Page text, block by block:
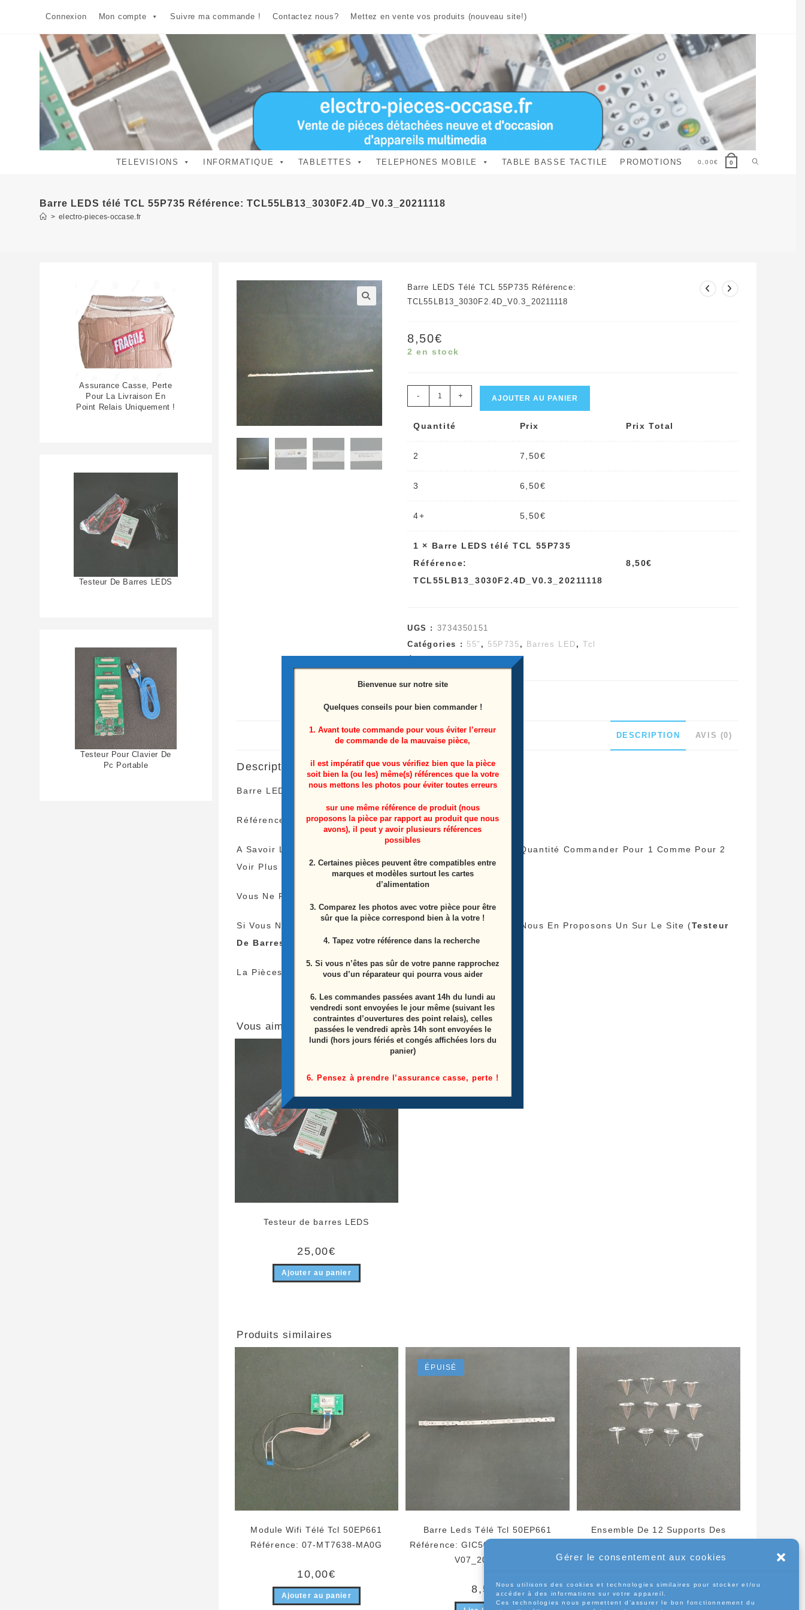
Gérer le consentement aux cookies
Nous utilisons des cookies et technologies similaires pour stocker et/ou
accéder à des informations sur votre appareil.
Ces technologies nous permettent d’assurer le bon fonctionnement du
Connexion Mon compte Suivre ma commande ! Contactez nous? Mettez en vente vos produits (nouveau site!)
TELEVISIONS INFORMATIQUE TABLETTES TELEPHONES MOBILE TABLE BASSE TACTILE PROMOTIONS 0,00€ 0 Toggle
Barre LEDS télé TCL 55P735 Référence: TCL55LB13_3030F2.4D_V0.3_20211118
> electro-pieces-occase.fr
Barre LEDS Télé TCL 55P735 Référence:
TCL55LB13_3030F2.4D_V0.3_20211118
8,50€
2 en stock
quantité
Barre
Référence:
- + AJOUTER AU PANIER
Quantité Prix Prix Total
2 7,50€
3 6,50€
4+ 5,50€
1 × Barre LEDS télé TCL 55P735
Référence:
TCL55LB13_3030F2.4D_V0.3_20211118
8,50€
UGS : 3734350151
Catégories : 55" , 55P735 , Barres LED , Tcl
DESCRIPTION AVIS (0)
Description
Barre LEDS télé TCL55P735
Référence: TCL55LB13_3030F2.4D_V0.3_20211118
A Savoir Le Tarif De Livraison Est Le Même Peu Importe La Quantité Commander Pour 1 Comme Pour 2
Voir Plus
Vous Ne Payer Qu’une Fois Les Frais De Livraison !
Si Vous N’avez Pas L’appareil Pour Tester Vos Barres LEDS Nous En Proposons Un Sur Le Site (Testeur
De Barres LEDS
La Pièces Proviens D’une Télé Écran Casser
Vous aimerez peut-être aussi…
Testeur de barres LEDS
25,00€
Ajouter au panier
Produits similaires
Module Wifi Télé Tcl 50EP661
Référence: 07-MT7638-MA0G
10,00€
Ajouter au panier
ÉPUISÉ
Barre Leds Télé Tcl 50EP661
Référence: GIC50LB24_3030F2.1D
V07_20180416
8,50€
Ensemble De 12 Supports Des
Ajouter au panier
Assurance Casse, Perte
Pour La Livraison En
Point Relais Uniquement !
Testeur De Barres LEDS
Testeur Pour Clavier De
Pc Portable
Bienvenue sur notre site
Quelques conseils pour bien commander !
1. Avant toute commande pour vous éviter l’erreur
de commande de la mauvaise pièce,
il est impératif que vous vérifiez bien que la pièce
soit bien la (ou les) même(s) références que la votre
nous mettons les photos pour éviter toutes erreurs
sur une même référence de produit (nous
proposons la pièce par rapport au produit que nous
avons), il peut y avoir plusieurs références
possibles
2. Certaines pièces peuvent être compatibles entre
marques et modèles surtout les cartes
d’alimentation
3. Comparez les photos avec votre pièce pour être
sûr que la pièce correspond bien à la votre !
4. Tapez votre référence dans la recherche
5. Si vous n’êtes pas sûr de votre panne rapprochez
vous d’un réparateur qui pourra vous aider
6. Les commandes passées avant 14h du lundi au
vendredi sont envoyées le jour même (suivant les
contraintes d’ouvertures des point relais), celles
passées le vendredi après 14h sont envoyées le
lundi (hors jours fériés et congés affichées lors du
panier)
6. Pensez à prendre l’assurance casse, perte !